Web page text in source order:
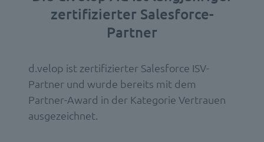
zertifizierter Salesforce-
Partner
d.velop ist zertifizierter Salesforce ISV-
Partner und wurde bereits mit dem
Partner-Award in der Kategorie Vertrauen
ausgezeichnet.